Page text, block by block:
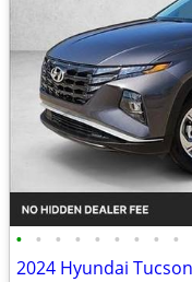
• • • • • • • • •
2024 Hyundai Tucson